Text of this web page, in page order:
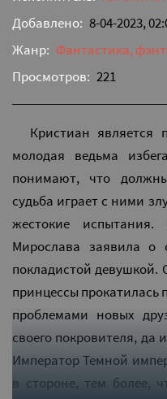
Добавлено: 8-04-2023,
Жанр: Фантастика,
Просмотров: 221
Кристиан является
молодая ведьма
понимают, что
судьба играет с ними
жестокие
Мирослава заявила
покладистой девушкой.
принцессы прокатилась
проблемами новых
своего покровителя, да
Император Темной
в стороне, тем более,